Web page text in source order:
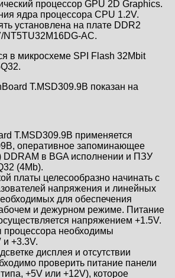
процессор GPU 2D Graphics.
ядра процессора CPU 1.2V.
установлена на плате DDR2
NT5TU32M16DG-AC.
в микросхеме SPI Flash 32Mbit
T.MSD309.9B показан на
T.MSD309.9B применяется
оперативное запоминающее
DDRAM в BGA исполнении и ПЗУ
(4Mb).
платы целесообразно начинать с
напряжения и линейных
для обеспечения
и дежурном режиме. Питание
напряжением +1.5V.
процессора необходимы
+3.3V.
дисплея и отсутствии
проверить питание панели
+5V или +12V), которое